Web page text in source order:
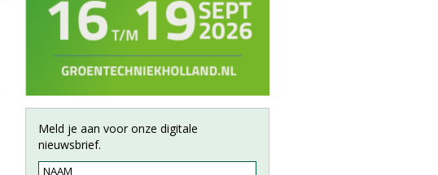
Meld je aan voor onze digitale
nieuwsbrief.